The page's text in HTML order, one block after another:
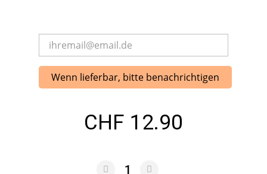
Wenn lieferbar, bitte benachrichtigen
CHF 12.90